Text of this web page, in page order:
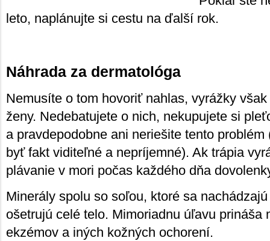
leto, naplánujte si cestu na ďalší rok.
Náhrada za dermatológa
Nemusíte o tom hovoriť nahlas, vyrážky
ženy. Nedebatujete o nich, nekupujete si
a pravdepodobne ani neriešite tento
byť fakt viditeľné a nepríjemné). Ak trápia
plávanie v mori počas každého dňa
Minerály spolu so soľou, ktoré sa
ošetrujú celé telo. Mimoriadnu úľavu prináša
ekzémov a iných kožných ochorení.